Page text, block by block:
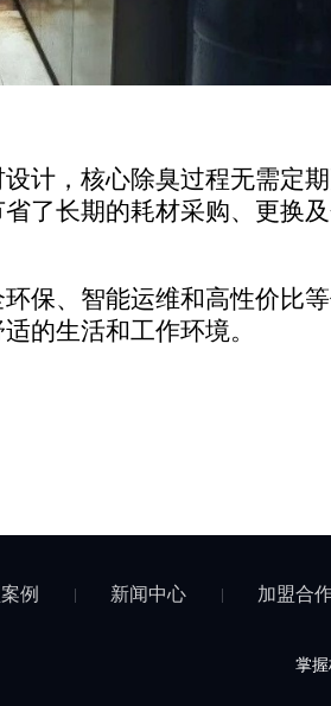
计，核心除臭过程无需定
了长期的耗材采购、更换
保、智能运维和高性价比
的生活和工作环境。
例 新闻中心 加盟合
掌